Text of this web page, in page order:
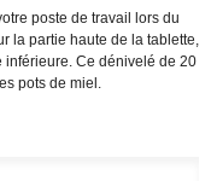
poste de travail lors du
la partie haute de la tablette,
inférieure. Ce dénivelé de 20
pots de miel.